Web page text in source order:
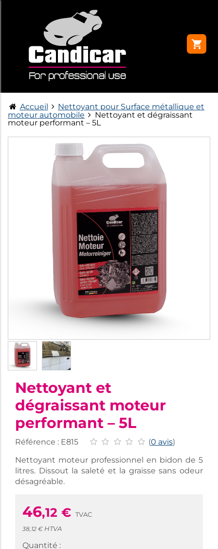
Accueil
Nettoyant pour Surface métallique et
moteur automobile
Nettoyant et dégraissant
moteur performant – 5L
Nettoyant et
dégraissant moteur
performant – 5L
Référence : E815 (0 avis)
Nettoyant moteur professionnel en bidon de 5
litres. Dissout la saleté et la graisse sans odeur
désagréable.
46,12 € TVAC
38,12 € HTVA
Quantité :